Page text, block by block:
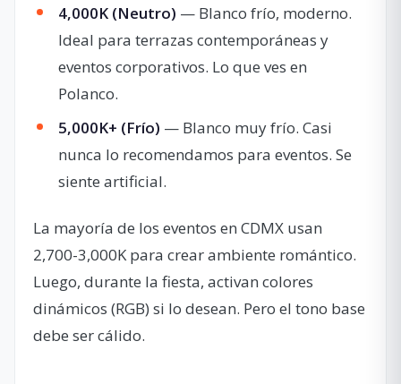
4,000K (Neutro) — Blanco frío, moderno.
Ideal para terrazas contemporáneas y
eventos corporativos. Lo que ves en
Polanco.
5,000K+ (Frío) — Blanco muy frío. Casi
nunca lo recomendamos para eventos. Se
siente artificial.
La mayoría de los eventos en CDMX usan
2,700-3,000K para crear ambiente romántico.
Luego, durante la fiesta, activan colores
dinámicos (RGB) si lo desean. Pero el tono base
debe ser cálido.